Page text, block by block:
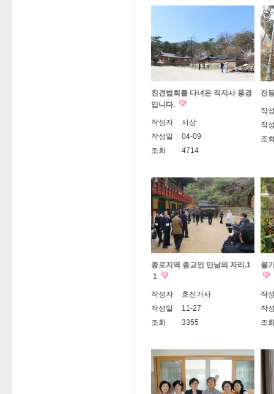
친견법회를 다녀온 직지사 풍경
입니다.
작성자
서상
작성일
04-09
조회
4714
전
작
작
조
종로지역 종교인 만남의 자리.1
1
작성자
효진거사
작성일
11-27
조회
3355
불
작
작
조